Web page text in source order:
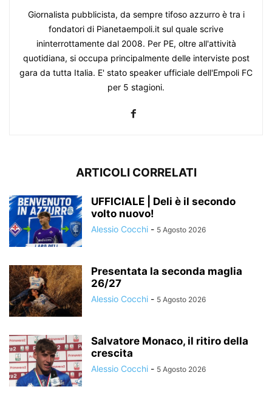
Giornalista pubblicista, da sempre tifoso azzurro è tra i
fondatori di Pianetaempoli.it sul quale scrive
ininterrottamente dal 2008. Per PE, oltre all'attività
quotidiana, si occupa principalmente delle interviste post
gara da tutta Italia. E' stato speaker ufficiale dell'Empoli FC
per 5 stagioni.
ARTICOLI CORRELATI
UFFICIALE | Deli è il secondo
volto nuovo!
Alessio Cocchi - 5 Agosto 2026
Presentata la seconda maglia
26/27
Alessio Cocchi - 5 Agosto 2026
Salvatore Monaco, il ritiro della
crescita
Alessio Cocchi - 5 Agosto 2026